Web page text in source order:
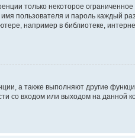
только некоторое
имя пользователя и пароль каждый
например в библиотеке,
а также выполняют другие
со входом или выходом на данной